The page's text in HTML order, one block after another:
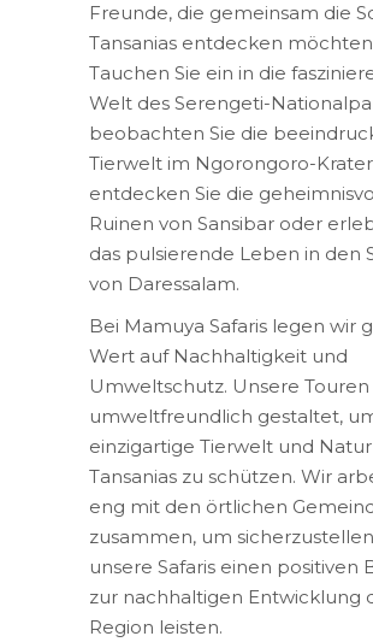
Freunde, die gemeinsam die
Tansanias entdecken
Tauchen Sie ein in die
Welt des Serengeti-
beobachten Sie die
Tierwelt im Ngorongoro-
entdecken Sie die
Ruinen von Sansibar oder
das pulsierende Leben in den
von Daressalam.
Bei Mamuya Safaris legen wir
Wert auf Nachhaltigkeit und
Umweltschutz. Unsere
umweltfreundlich gestaltet,
einzigartige Tierwelt und Natur
Tansanias zu schützen. Wir
eng mit den örtlichen
zusammen, um
unsere Safaris einen positiven
zur nachhaltigen Entwicklung
Region leisten.